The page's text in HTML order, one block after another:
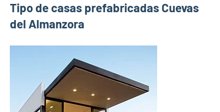
Tipo de casas prefabricadas Cuevas
del Almanzora